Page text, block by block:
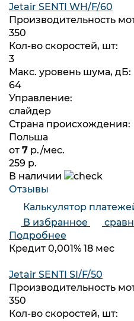
Jetair SENTI WH/F/60
Производительность
350
Кол-во скоростей, шт:
3
Макс. уровень шума, дБ:
64
Управление:
слайдер
Страна происхождения:
Польша
от 7 р./мес.
259 р.
В наличии
Отзывы
Калькулятор
В избранное
Подробнее
Кредит 0,001% 18 мес
Jetair SENTI SI/F/50
Производительность
350
Кол-во скоростей, шт: